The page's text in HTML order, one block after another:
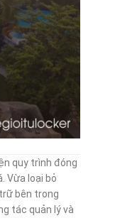
quy trình đóng
Vừa loại bỏ
bên trong
tác quản lý và